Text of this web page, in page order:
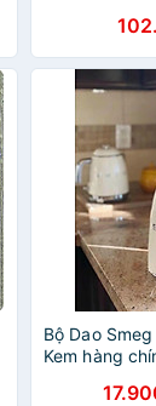
Bộ Dao
Kem hàng